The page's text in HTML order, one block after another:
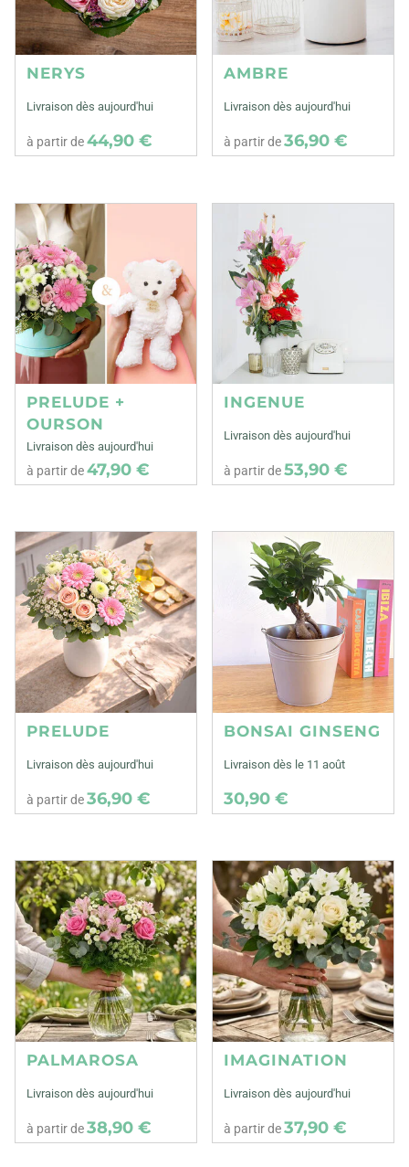
NERYS
Livraison dès aujourd'hui
à partir de44,90 €
AMBRE
Livraison dès aujourd'hui
à partir de36,90 €
PRELUDE +
OURSON
Livraison dès aujourd'hui
à partir de47,90 €
INGENUE
Livraison dès aujourd'hui
à partir de53,90 €
PRELUDE
Livraison dès aujourd'hui
à partir de36,90 €
BONSAI GINSENG
Livraison dès le 11 août
30,90 €
PALMAROSA
Livraison dès aujourd'hui
à partir de38,90 €
IMAGINATION
Livraison dès aujourd'hui
à partir de37,90 €